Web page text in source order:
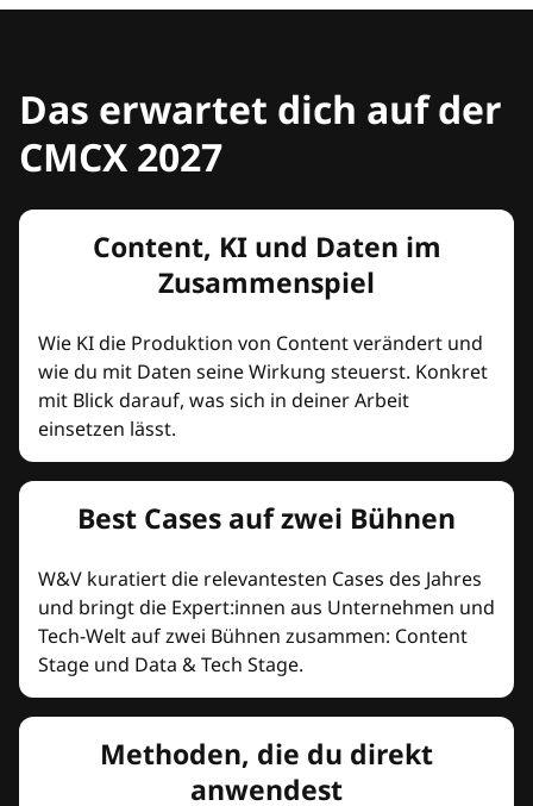
Das erwartet dich auf der
CMCX 2027
Content, KI und Daten im
Zusammenspiel
Wie KI die Produktion von Content verändert und
wie du mit Daten seine Wirkung steuerst. Konkret
mit Blick darauf, was sich in deiner Arbeit
einsetzen lässt.
Best Cases auf zwei Bühnen
W&V kuratiert die relevantesten Cases des Jahres
und bringt die Expert:innen aus Unternehmen und
Tech-Welt auf zwei Bühnen zusammen: Content
Stage und Data & Tech Stage.
Methoden, die du direkt
anwendest